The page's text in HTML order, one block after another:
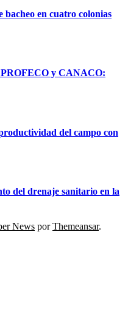
en cuatro colonias
y CANACO:
del campo con
del drenaje sanitario en la
News porThemeansar.